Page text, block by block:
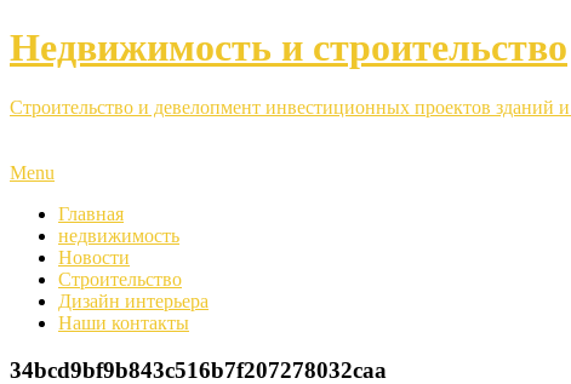
Недвижимость и строительство
Строительство и девелопмент инвестиционных проектов зданий
Menu
Главная
недвижимость
Новости
Строительство
Дизайн интерьера
Наши контакты
34bcd9bf9b843c516b7f207278032caa